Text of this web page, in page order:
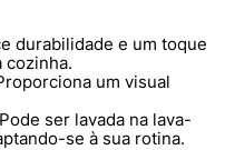
durabilidade e um toque
cozinha.
um visual
Pode ser lavada na lava-
se à sua rotina.